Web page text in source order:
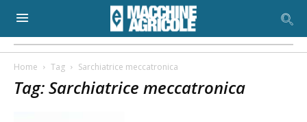
Home Tag Sarchiatrice meccatronica
Tag: Sarchiatrice meccatronica